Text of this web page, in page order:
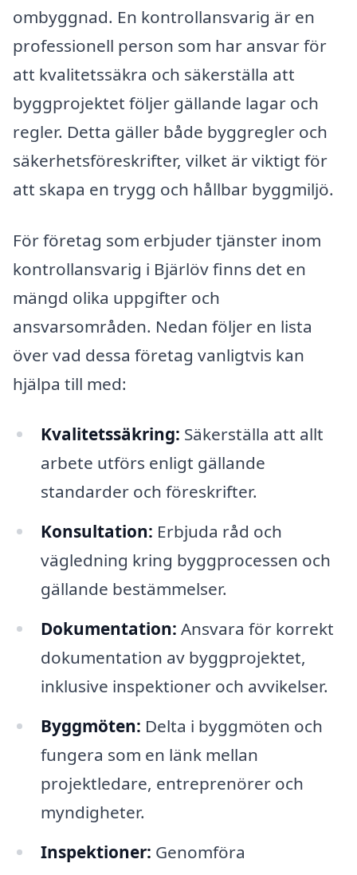
ombyggnad. En kontrollansvarig är en
professionell person som har ansvar för
att kvalitetssäkra och säkerställa att
byggprojektet följer gällande lagar och
regler. Detta gäller både byggregler och
säkerhetsföreskrifter, vilket är viktigt för
att skapa en trygg och hållbar byggmiljö.
För företag som erbjuder tjänster inom
kontrollansvarig i Bjärlöv finns det en
mängd olika uppgifter och
ansvarsområden. Nedan följer en lista
över vad dessa företag vanligtvis kan
hjälpa till med:
Kvalitetssäkring: Säkerställa att allt
arbete utförs enligt gällande
standarder och föreskrifter.
Konsultation: Erbjuda råd och
vägledning kring byggprocessen och
gällande bestämmelser.
Dokumentation: Ansvara för korrekt
dokumentation av byggprojektet,
inklusive inspektioner och avvikelser.
Byggmöten: Delta i byggmöten och
fungera som en länk mellan
projektledare, entreprenörer och
myndigheter.
Inspektioner: Genomföra